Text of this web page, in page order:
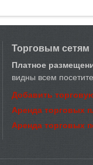
Торговым сетям
Платное
видны всем
Добавить
Аренда торговых
Аренда торговых